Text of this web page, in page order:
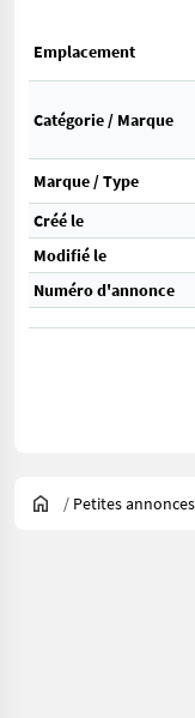
Emplacement
Catégorie / Marque
Marque / Type
Créé le
Modifié le
Numéro d'annonce
/ Petites annonces